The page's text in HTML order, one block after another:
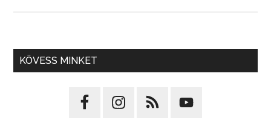
KÖVESS MINKET